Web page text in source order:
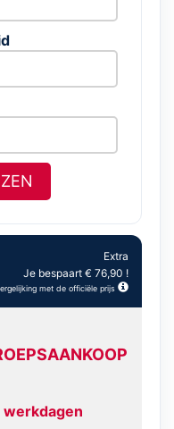
Extra
Je bespaart € 76,90 !
met de officiële prijs
werkdagen